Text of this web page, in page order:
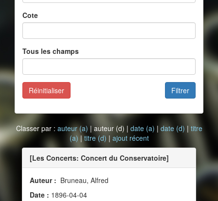
Cote
Tous les champs
Filtrer
Réinitialiser
Classer par : auteur (a) | auteur (d) | date (a) | date (d) | titre
(a) | titre (d) | ajout récent
[Les Concerts: Concert du Conservatoire]
Auteur : Bruneau, Alfred
Date : 1896-04-04